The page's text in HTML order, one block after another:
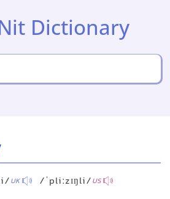
Dictionary
UK /ˈpliːzɪŋli/US